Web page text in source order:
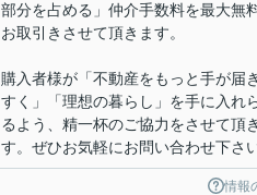
部分を占める」仲介手数料を最大無
お取引きさせて頂きます。
購入者様が「不動産をもっと手が届
すく」「理想の暮らし」を手に入れ
るよう、精一杯のご協力をさせて頂
す。ぜひお気軽にお問い合わせ下さ
情報